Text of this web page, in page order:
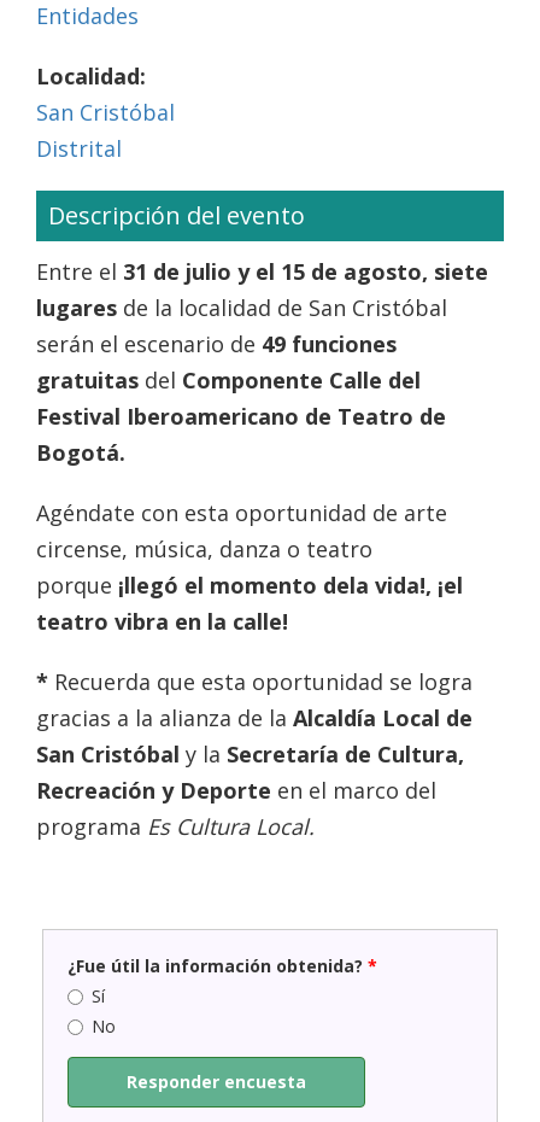
Entidades
Localidad:
San Cristóbal
Distrital
Descripción del evento
Entre el 31 de julio y el 15 de agosto, siete
lugares de la localidad de San Cristóbal
serán el escenario de 49 funciones
gratuitas del Componente Calle del
Festival Iberoamericano de Teatro de
Bogotá.
Agéndate con esta oportunidad de arte
circense, música, danza o teatro
porque ¡llegó el momento dela vida!, ¡el
teatro vibra en la calle!
* Recuerda que esta oportunidad se logra
gracias a la alianza de la Alcaldía Local de
San Cristóbal y la Secretaría de Cultura,
Recreación y Deporte en el marco del
programa Es Cultura Local.
¿Fue útil la información obtenida? *
Sí
No
Responder encuesta